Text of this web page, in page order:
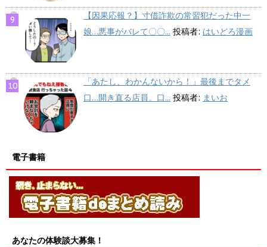
【因果応報？】寸借詐欺の常習犯だった中一
娘…悪事がバレて〇〇... 投稿者: はいどろ漫画
「あたし、わかんないから！」最後までタメ
口…開き直る店員。口... 投稿者: まいお
電子書籍
あなたの体験談大募集！